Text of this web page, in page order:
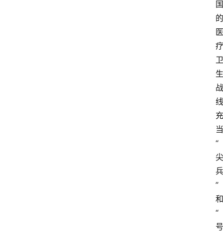
国
的
医
疗
卫
生
战
线
充
当
“
尖
兵
”
和
“
号